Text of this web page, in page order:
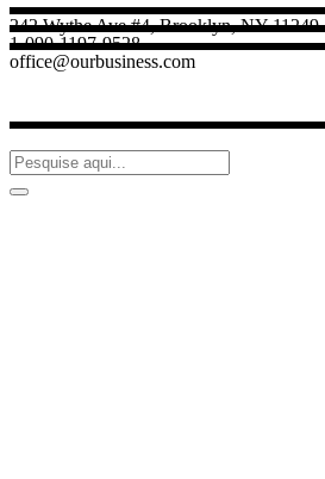
242 Wythe Ave #4, Brooklyn, NY 11249
1-090-1197-9528
office@ourbusiness.com